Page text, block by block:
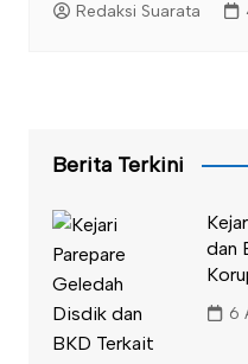
Redaksi Suarata
Berita Terkini
dan
6